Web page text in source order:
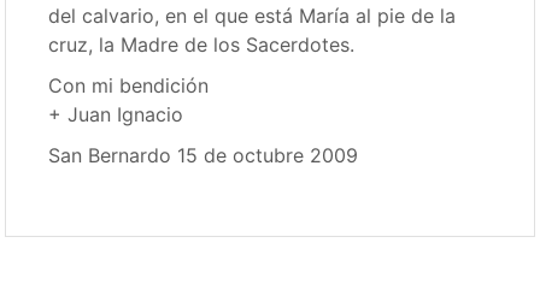
del calvario, en el que está María al pie de la
cruz, la Madre de los Sacerdotes.
Con mi bendición
+ Juan Ignacio
San Bernardo 15 de octubre 2009